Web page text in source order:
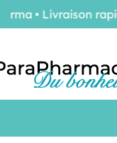
Livraison rapide